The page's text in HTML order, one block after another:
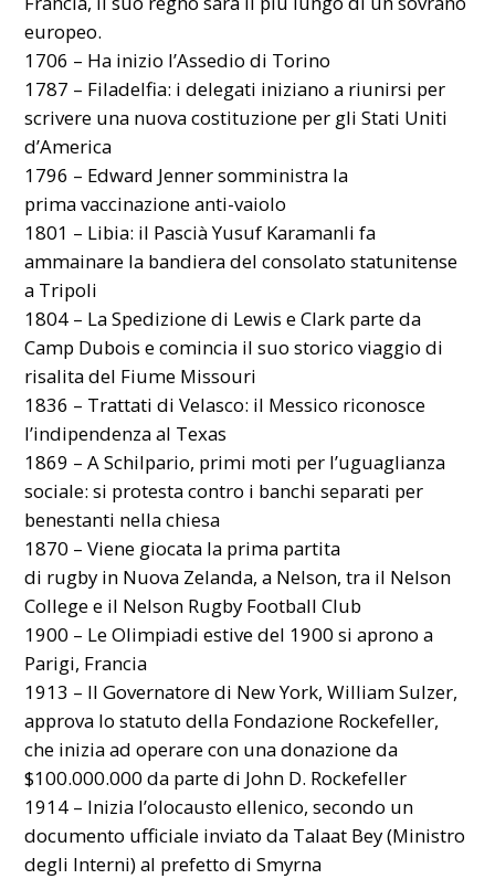
europeo.
1706 – Ha inizio l’Assedio di Torino
1787 – Filadelfia: i delegati iniziano a riunirsi per
scrivere una nuova costituzione per gli Stati Uniti
d’America
1796 – Edward Jenner somministra la
prima vaccinazione anti-vaiolo
1801 – Libia: il Pascià Yusuf Karamanli fa
ammainare la bandiera del consolato statunitense
a Tripoli
1804 – La Spedizione di Lewis e Clark parte da
Camp Dubois e comincia il suo storico viaggio di
risalita del Fiume Missouri
1836 – Trattati di Velasco: il Messico riconosce
l’indipendenza al Texas
1869 – A Schilpario, primi moti per l’uguaglianza
sociale: si protesta contro i banchi separati per
benestanti nella chiesa
1870 – Viene giocata la prima partita
di rugby in Nuova Zelanda, a Nelson, tra il Nelson
College e il Nelson Rugby Football Club
1900 – Le Olimpiadi estive del 1900 si aprono a
Parigi, Francia
1913 – Il Governatore di New York, William Sulzer,
approva lo statuto della Fondazione Rockefeller,
che inizia ad operare con una donazione da
$100.000.000 da parte di John D. Rockefeller
1914 – Inizia l’olocausto ellenico, secondo un
documento ufficiale inviato da Talaat Bey (Ministro
degli Interni) al prefetto di Smyrna